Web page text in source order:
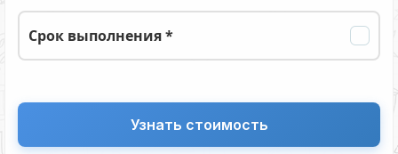
Срок выполнения *